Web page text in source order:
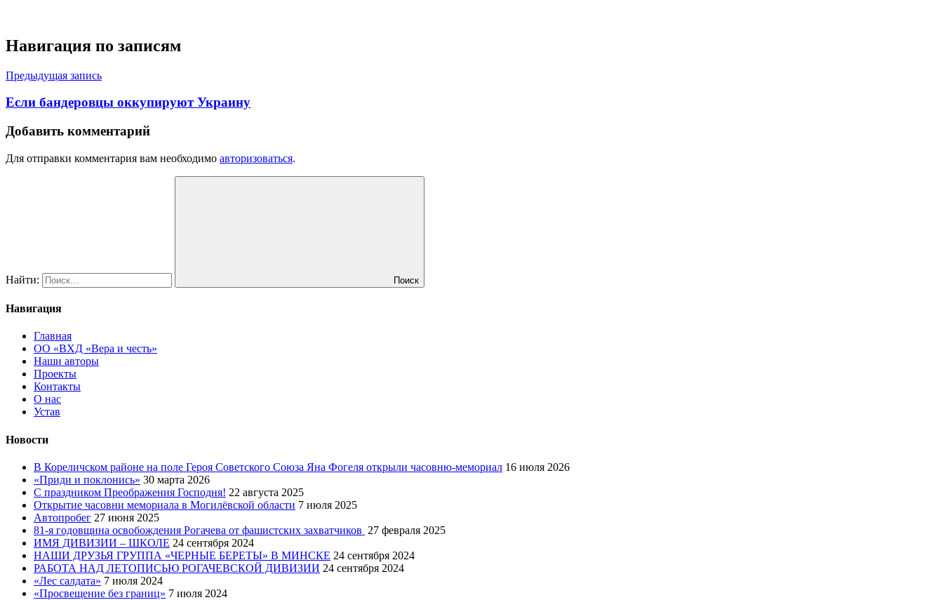
Навигация по записям
Предыдущая запись
Если бандеровцы оккупируют Украину
Добавить комментарий
Для отправки комментария вам необходимо авторизоваться.
Найти: Поиск
Навигация
Главная
ОО «ВХД «Вера и честь»
Наши авторы
Проекты
Контакты
О нас
Устав
Новости
В Кореличском районе на поле Героя Советского Союза Яна Фогеля открыли часовню-мемориал 16 июля 2026
«Приди и поклонись» 30 марта 2026
C праздником Преображения Господня! 22 августа 2025
Открытие часовни мемориала в Могилёвской области 7 июля 2025
Автопробег 27 июня 2025
81-я годовщина освобождения Рогачева от фашистских захватчиков 27 февраля 2025
ИМЯ ДИВИЗИИ – ШКОЛЕ 24 сентября 2024
НАШИ ДРУЗЬЯ ГРУППА «ЧЕРНЫЕ БЕРЕТЫ» В МИНСКЕ 24 сентября 2024
РАБОТА НАД ЛЕТОПИСЬЮ РОГАЧЕВСКОЙ ДИВИЗИИ 24 сентября 2024
«Лес салдата» 7 июля 2024
«Просвещение без границ» 7 июля 2024